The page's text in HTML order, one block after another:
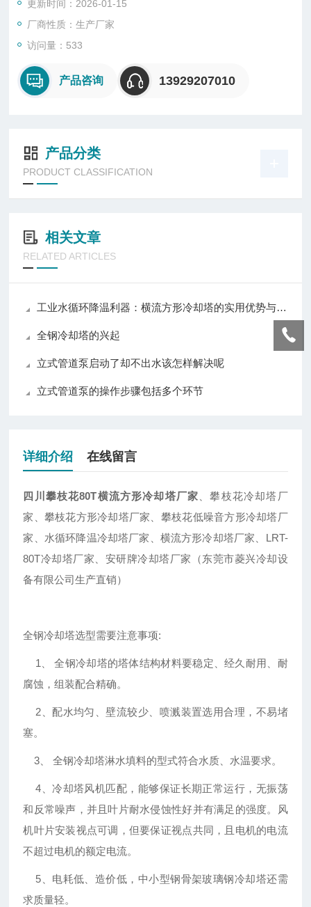
更新时间：2026-01-15
厂商性质：生产厂家
访问量：533
产品咨询 13929207010
产品分类
PRODUCT CLASSIFICATION
相关文章
RELATED ARTICLES
工业水循环降温利器：横流方形冷却塔的实用优势与普及价值
全钢冷却塔的兴起
立式管道泵启动了却不出水该怎样解决呢
立式管道泵的操作步骤包括多个环节
详细介绍 在线留言
四川攀枝花80T横流方形冷却塔厂家 、攀枝花冷却塔厂
家、攀枝花方形冷却塔厂家、攀枝花低噪音方形冷却塔厂
家、水循环降温冷却塔厂家、横流方形冷却塔厂家、LRT-
80T冷却塔厂家、安研牌冷却塔厂家（东莞市菱兴冷却设
备有限公司生产直销）
全钢冷却塔选型需要注意事项:
1、 全钢冷却塔的塔体结构材料要稳定、经久耐用、耐
腐蚀，组装配合精确。
2、配水均匀、壁流较少、喷溅装置选用合理，不易堵
塞。
3、 全钢冷却塔淋水填料的型式符合水质、水温要求。
4、冷却塔风机匹配，能够保证长期正常运行，无振荡
和反常噪声，并且叶片耐水侵蚀性好并有满足的强度。风
机叶片安装视点可调，但要保证视点共同，且电机的电流
不超过电机的额定电流。
5、电耗低、造价低，中小型钢骨架玻璃钢冷却塔还需
求质量轻。